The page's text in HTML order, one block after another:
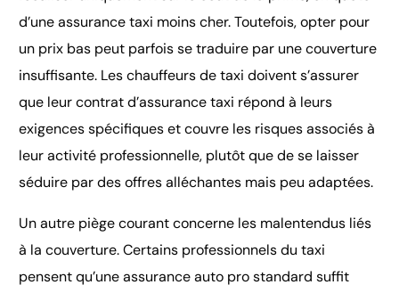
d’une assurance taxi moins cher. Toutefois, opter pour
un prix bas peut parfois se traduire par une couverture
insuffisante. Les chauffeurs de taxi doivent s’assurer
que leur contrat d’assurance taxi répond à leurs
exigences spécifiques et couvre les risques associés à
leur activité professionnelle, plutôt que de se laisser
séduire par des offres alléchantes mais peu adaptées.
Un autre piège courant concerne les malentendus liés
à la couverture. Certains professionnels du taxi
pensent qu’une assurance auto pro standard suffit